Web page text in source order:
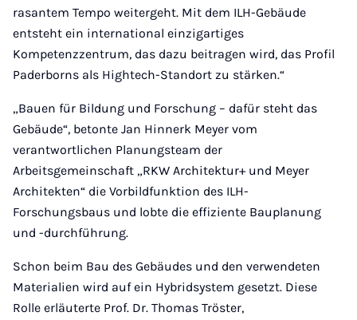
rasantem Tempo weitergeht. Mit dem ILH-Gebäude
entsteht ein international einzigartiges
Kompetenzzentrum, das dazu beitragen wird, das Profil
Paderborns als Hightech-Standort zu stärken.“
„Bauen für Bildung und Forschung – dafür steht das
Gebäude“, betonte Jan Hinnerk Meyer vom
verantwortlichen Planungsteam der
Arbeitsgemeinschaft „RKW Architektur+ und Meyer
Architekten“ die Vorbildfunktion des ILH-
Forschungsbaus und lobte die effiziente Bauplanung
und -durchführung.
Schon beim Bau des Gebäudes und den verwendeten
Materialien wird auf ein Hybridsystem gesetzt. Diese
Rolle erläuterte Prof. Dr. Thomas Tröster,